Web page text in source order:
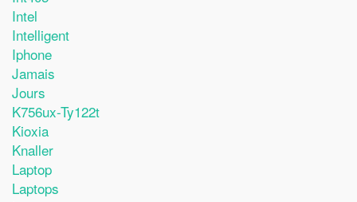
Intel
Intelligent
Iphone
Jamais
Jours
K756ux-Ty122t
Kioxia
Knaller
Laptop
Laptops